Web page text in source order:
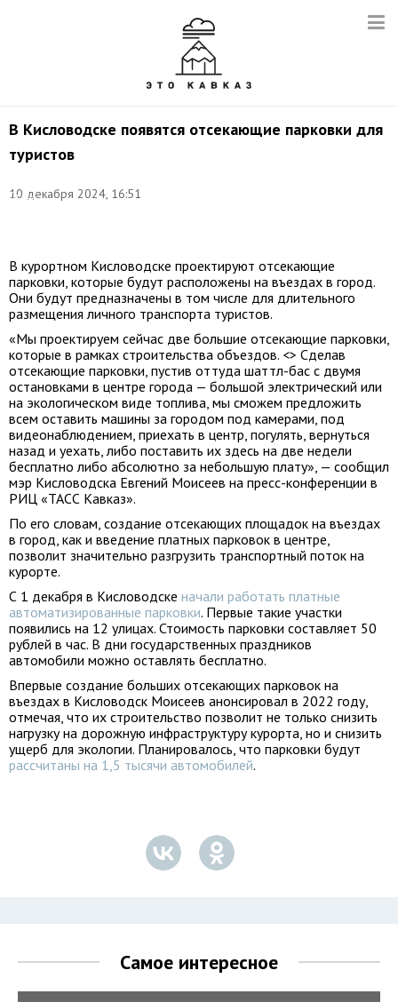
В Кисловодске появятся отсекающие парковки для
туристов
10 декабря 2024, 16:51
Денис
В курортном Кисловодске проектируют отсекающие
парковки, которые будут расположены на въездах в город.
Они будут предназначены в том числе для длительного
размещения личного транспорта туристов.
«Мы проектируем сейчас две большие отсекающие парковки,
которые в рамках строительства объездов. <> Сделав
отсекающие парковки, пустив оттуда шаттл-бас с двумя
остановками в центре города — большой электрический или
на экологическом виде топлива, мы сможем предложить
всем оставить машины за городом под камерами, под
видеонаблюдением, приехать в центр, погулять, вернуться
назад и уехать, либо поставить их здесь на две недели
бесплатно либо абсолютно за небольшую плату», — сообщил
мэр Кисловодска Евгений Моисеев на пресс-конференции в
РИЦ «ТАСС Кавказ».
По его словам, создание отсекающих площадок на въездах
в город, как и введение платных парковок в центре,
позволит значительно разгрузить транспортный поток на
курорте.
С 1 декабря в Кисловодске начали работать платные
автоматизированные парковки. Первые такие участки
появились на 12 улицах. Стоимость парковки составляет 50
рублей в час. В дни государственных праздников
автомобили можно оставлять бесплатно.
Впервые создание больших отсекающих парковок на
въездах в Кисловодск Моисеев анонсировал в 2022 году,
отмечая, что их строительство позволит не только снизить
нагрузку на дорожную инфраструктуру курорта, но и снизить
ущерб для экологии. Планировалось, что парковки будут
рассчитаны на 1,5 тысячи автомобилей.
Самое интересное